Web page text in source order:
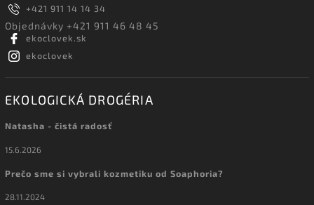
+421 911 14 14 34
Objednávky +421 911 46 48 45
ekoclovek.sk
ekoclovek
EKOLOGICKÁ DROGÉRIA
Natasha - čistá radosť
15.6.2026
Prečo sme si vybrali kozmetiku od Soaphoria?
28.11.2024